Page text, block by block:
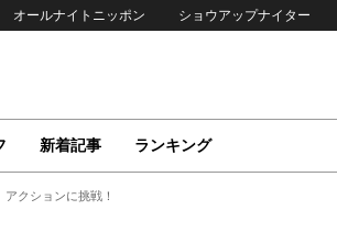
オールナイトニッポン ショウアップナイター
新着記事 ランキング
クションに挑戦！